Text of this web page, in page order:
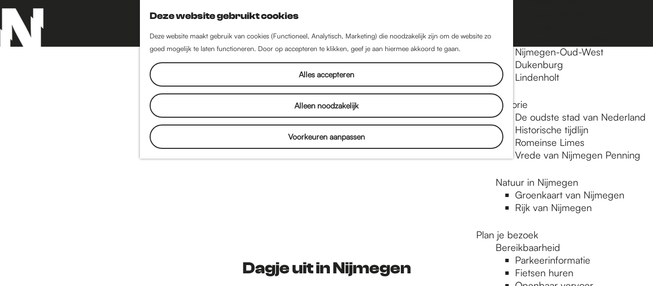
Deze website gebruikt cookies
Deze website maakt gebruik van cookies (Functioneel, Analytisch, Marketing) die noodzakelijk zijn om de website zo
goed mogelijk te laten functioneren. Door op accepteren te klikken, geef je aan hiermee akkoord te gaan.
Alles accepteren
Alleen noodzakelijk
Voorkeuren aanpassen
o
e
k
n
a
a
r
M
n
Nijmegen-Oud-West
Dukenburg
Lindenholt
Historie
De oudste stad van Nederland
Historische tijdlijn
Romeinse Limes
Vrede van Nijmegen Penning
Natuur in Nijmegen
Groenkaart van Nijmegen
Rijk van Nijmegen
Plan je bezoek
Bereikbaarheid
Parkeerinformatie
Fietsen huren
Dagje uit in Nijmegen